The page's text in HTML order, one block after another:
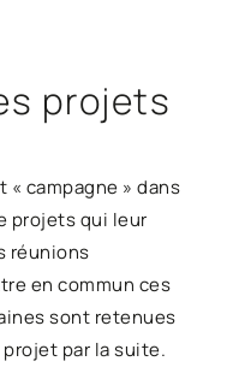
projets
« campagne » dans
projets qui leur
réunions
en commun ces
sont retenues
projet par la suite.